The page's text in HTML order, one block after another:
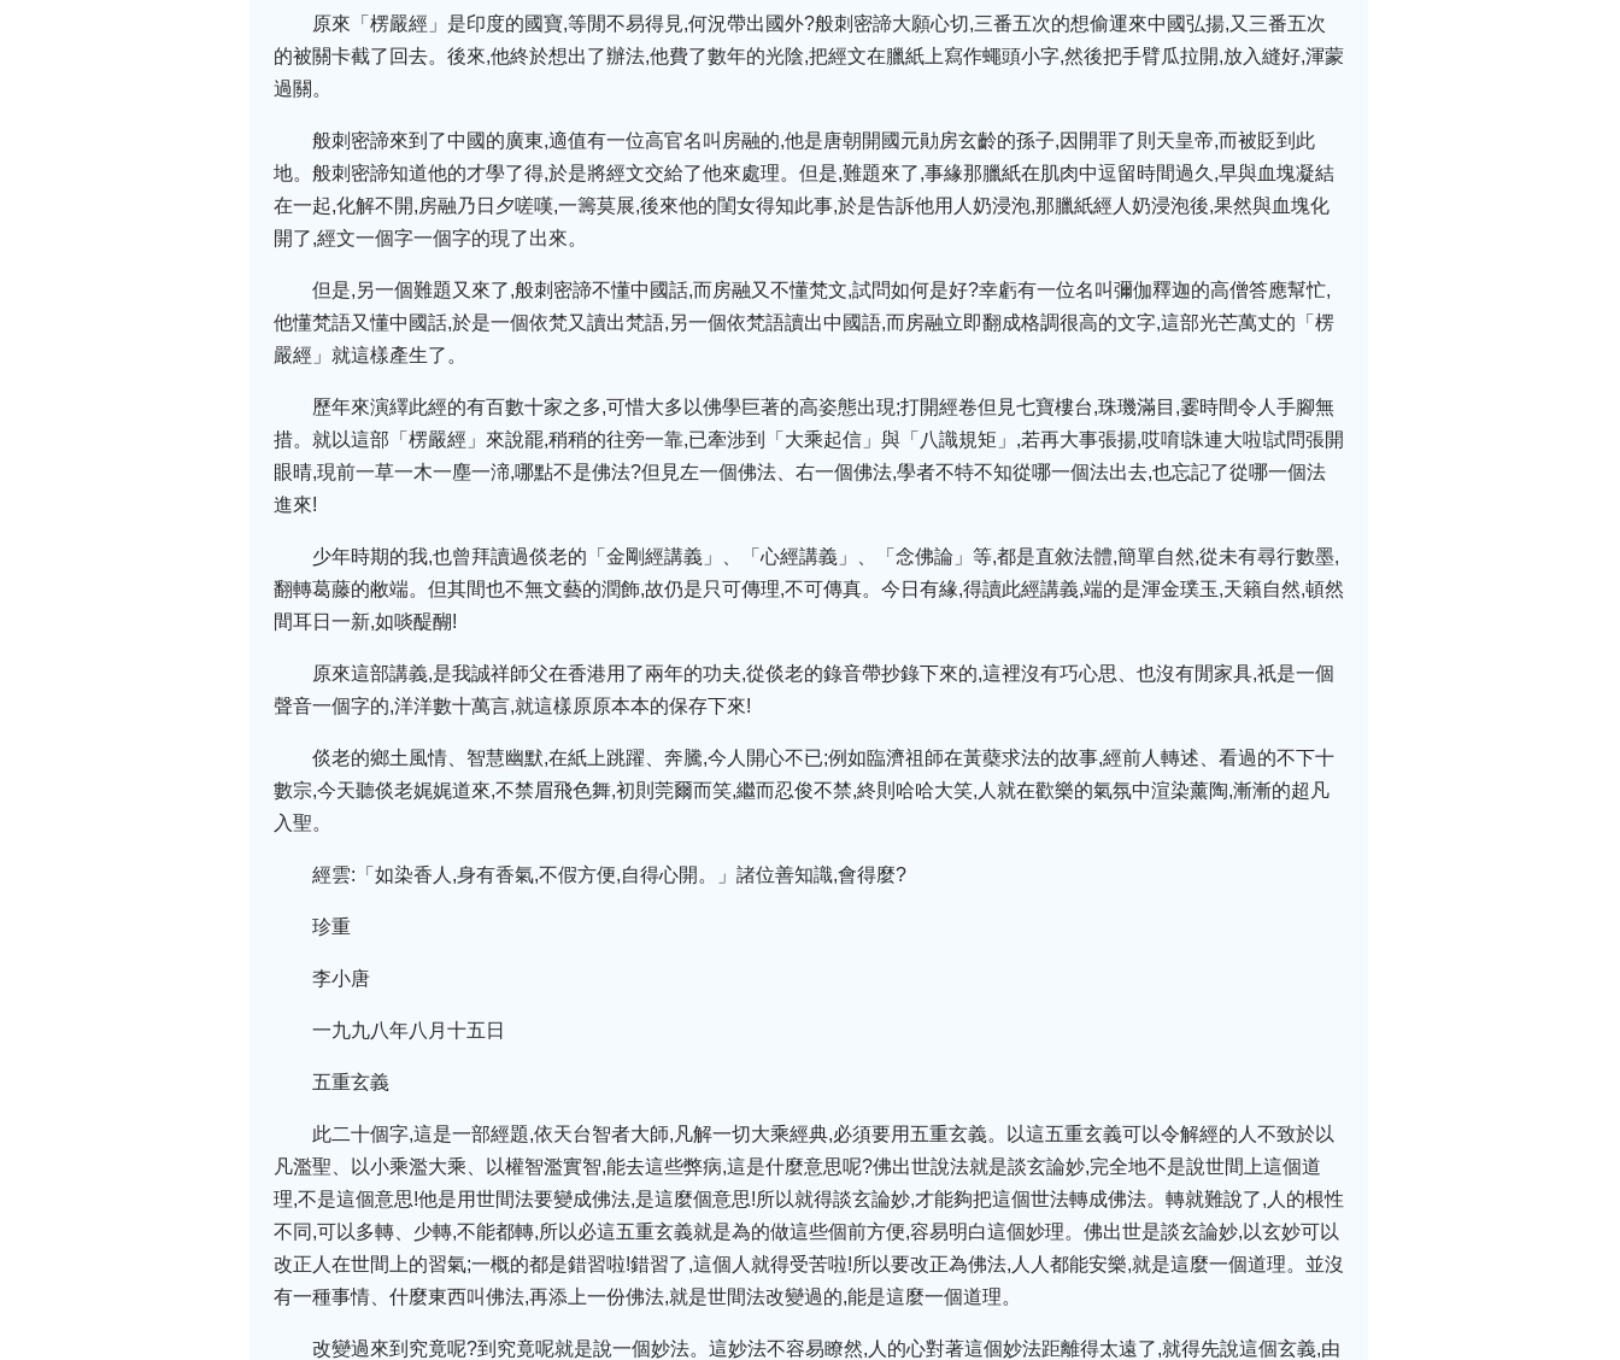
原來「楞嚴經」是印度的國寶,等閒不易得見,何況帶出國外?般刺密諦大願心切,三番五次的想偷運來中國弘揚,又三番五次
的被關卡截了回去。後來,他終於想出了辦法,他費了數年的光陰,把經文在臘紙上寫作蠅頭小字,然後把手臂瓜拉開,放入縫好,渾蒙
過關。
般刺密諦來到了中國的廣東,適值有一位高官名叫房融的,他是唐朝開國元勛房玄齡的孫子,因開罪了則天皇帝,而被貶到此
地。般刺密諦知道他的才學了得,於是將經文交給了他來處理。但是,難題來了,事緣那臘紙在肌肉中逗留時間過久,早與血塊凝結
在一起,化解不開,房融乃日夕嗟嘆,一籌莫展,後來他的閨女得知此事,於是告訴他用人奶浸泡,那臘紙經人奶浸泡後,果然與血塊化
開了,經文一個字一個字的現了出來。
但是,另一個難題又來了,般刺密諦不懂中國話,而房融又不懂梵文,試問如何是好?幸虧有一位名叫彌伽釋迦的高僧答應幫忙,
他懂梵語又懂中國話,於是一個依梵又讀出梵語,另一個依梵語讀出中國語,而房融立即翻成格調很高的文字,這部光芒萬丈的「楞
嚴經」就這樣產生了。
歷年來演繹此經的有百數十家之多,可惜大多以佛學巨著的高姿態出現;打開經卷但見七寶樓台,珠璣滿目,霎時間令人手腳無
措。就以這部「楞嚴經」來說罷,稍稍的往旁一靠,已牽涉到「大乘起信」與「八識規矩」,若再大事張揚,哎唷!誅連大啦!試問張開
眼晴,現前一草一木一塵一渧,哪點不是佛法?但見左一個佛法、右一個佛法,學者不特不知從哪一個法出去,也忘記了從哪一個法
進來!
少年時期的我,也曾拜讀過倓老的「金剛經講義」、「心經講義」、「念佛論」等,都是直敘法體,簡單自然,從未有尋行數墨,
翻轉葛藤的敝端。但其間也不無文藝的潤飾,故仍是只可傳理,不可傳真。今日有緣,得讀此經講義,端的是渾金璞玉,天籟自然,頓然
間耳日一新,如啖醍醐!
原來這部講義,是我誠祥師父在香港用了兩年的功夫,從倓老的錄音帶抄錄下來的,這裡沒有巧心思、也沒有閒家具,祇是一個
聲音一個字的,洋洋數十萬言,就這樣原原本本的保存下來!
倓老的鄉土風情、智慧幽默,在紙上跳躍、奔騰,今人開心不已;例如臨濟祖師在黃蘗求法的故事,經前人轉述、看過的不下十
數宗,今天聽倓老娓娓道來,不禁眉飛色舞,初則莞爾而笑,繼而忍俊不禁,終則哈哈大笑,人就在歡樂的氣氛中渲染薰陶,漸漸的超凡
入聖。
經雲:「如染香人,身有香氣,不假方便,自得心開。」諸位善知識,會得麼?
珍重
李小唐
一九九八年八月十五日
五重玄義
此二十個字,這是一部經題,依天台智者大師,凡解一切大乘經典,必須要用五重玄義。以這五重玄義可以令解經的人不致於以
凡濫聖、以小乘濫大乘、以權智濫實智,能去這些弊病,這是什麼意思呢?佛出世說法就是談玄論妙,完全地不是說世間上這個道
理,不是這個意思!他是用世間法要變成佛法,是這麼個意思!所以就得談玄論妙,才能夠把這個世法轉成佛法。轉就難說了,人的根性
不同,可以多轉、少轉,不能都轉,所以必這五重玄義就是為的做這些個前方便,容易明白這個妙理。佛出世是談玄論妙,以玄妙可以
改正人在世間上的習氣;一概的都是錯習啦!錯習了,這個人就得受苦啦!所以要改正為佛法,人人都能安樂,就是這麼一個道理。並沒
有一種事情、什麼東西叫佛法,再添上一份佛法,就是世間法改變過的,能是這麼一個道理。
改變過來到究竟呢?到究竟呢就是說一個妙法。這妙法不容易瞭然,人的心對著這個妙法距離得太遠了,就得先說這個玄義,由